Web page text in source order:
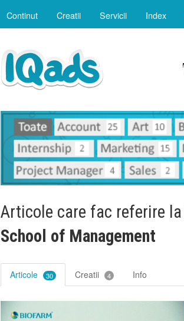
Continut Creatii Servicii Index
Articole care fac referire la
School of Management
Articole 30 Creatii 4 Info